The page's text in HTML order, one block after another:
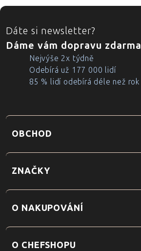
ZÁPATÍ
Dáte si newsletter?
Dáme vám dopravu zdarma
Nejvýše 2x týdně
Odebírá už 177 000 lidí
85 % lidí odebírá déle než rok
OBCHOD
ZNAČKY
O NAKUPOVÁNÍ
O CHEFSHOPU